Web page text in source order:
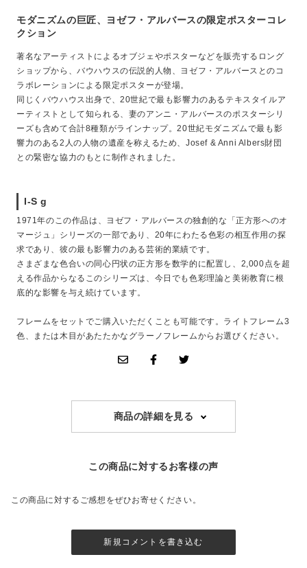
モダニズムの巨匠、ヨゼフ・アルバースの限定ポスターコレ
クション
著名なアーティストによるオブジェやポスターなどを販売するロング
ショップから、バウハウスの伝説的人物、ヨゼフ・アルバースとのコ
ラボレーションによる限定ポスターが登場。
同じくバウハウス出身で、20世紀で最も影響力のあるテキスタイルア
ーティストとして知られる、妻のアンニ・アルバースのポスターシリ
ーズも含めて合計8種類がラインナップ。20世紀モダニズムで最も影
響力のある2人の人物の遺産を称えるため、Josef & Anni Albers財団
との緊密な協力のもとに制作されました。
I-S g
1971年のこの作品は、ヨゼフ・アルバースの独創的な「正方形へのオ
マージュ」シリーズの一部であり、20年にわたる色彩の相互作用の探
求であり、彼の最も影響力のある芸術的業績です。
さまざまな色合いの同心円状の正方形を数学的に配置し、2,000点を超
える作品からなるこのシリーズは、今日でも色彩理論と美術教育に根
底的な影響を与え続けています。
フレームをセットでご購入いただくことも可能です。ライトフレーム3
色、または木目があたたかなグラーノフレームからお選びください。
商品の詳細を見る
この商品に対するお客様の声
この商品に対するご感想をぜひお寄せください。
新規コメントを書き込む